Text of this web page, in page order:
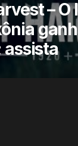
– O